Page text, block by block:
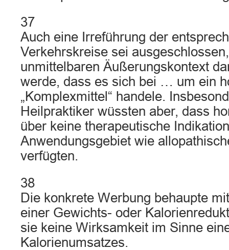
37
Auch eine Irreführung der
Verkehrskreise sei
unmittelbaren Äußerungskontext
werde, dass es sich bei … um ein
„Komplexmittel“ handele.
Heilpraktiker wüssten aber, dass
über keine therapeutische
Anwendungsgebiet wie
verfügten.
38
Die konkrete Werbung behaupte
einer Gewichts- oder
sie keine Wirksamkeit im Sinne
Kalorienumsatzes.